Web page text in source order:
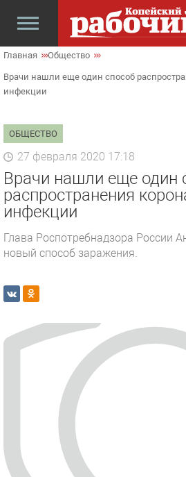
Главная Общество
Врачи нашли еще один способ
инфекции
ОБЩЕСТВО
27 февраля 2020 17:18
Врачи нашли еще один
распространения
инфекции
Глава Роспотребнадзора России
новый способ заражения.